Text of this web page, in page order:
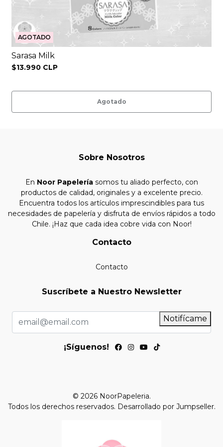
AGOTADO
Sarasa Milk
$13.990 CLP
Agotado
Sobre Nosotros
En Noor Papeleríasomos tu aliado perfecto, con
productos de calidad, originales y a excelente precio.
Encuentra todos los artículos imprescindibles para tus
necesidades de papelería y disfruta de envíos rápidos a todo
Chile. ¡Haz que cada idea cobre vida con Noor!
Contacto
Contacto
Suscríbete a Nuestro Newsletter
Notifícame
¡Síguenos!
© 2026 NoorPapeleria.
Todos los derechos reservados. Desarrollado por Jumpseller.